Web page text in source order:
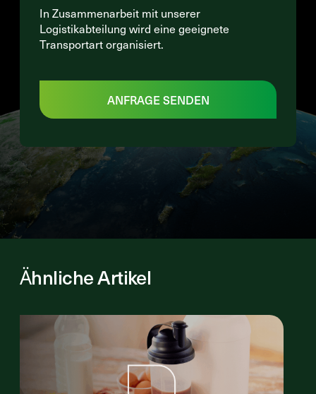
In Zusammenarbeit mit unserer
Logistikabteilung wird eine geeignete
Transportart organisiert.
ANFRAGE SENDEN
Ähnliche Artikel